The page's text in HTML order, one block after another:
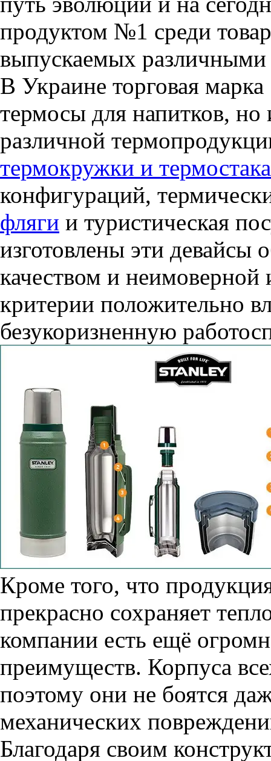
продуктом №1 среди
выпускаемых различными
В Украине торговая марка
термосы для напитков,
различной
термокружки и
конфигураций,
фляги и туристическая
изготовлены эти
качеством и
критерии положительно
безукоризненную
Кроме того, что
прекрасно сохраняет
компании есть ещё
преимуществ. Корпуса
поэтому они не боятся
механических
Благодаря своим